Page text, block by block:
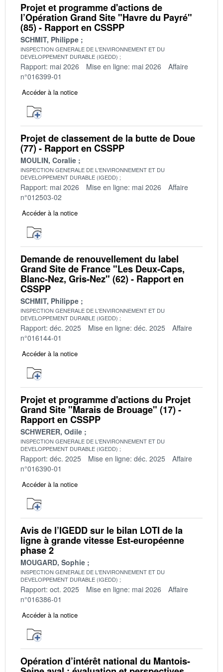
Projet et programme d'actions de
l’Opération Grand Site "Havre du Payré"
(85) - Rapport en CSSPP
SCHMIT, Philippe
INSPECTION GENERALE DE L'ENVIRONNEMENT ET DU
DEVELOPPEMENT DURABLE (IGEDD)
Rapport: mai 2026 Mise en ligne: mai 2026
Affaire
n°016399-01
Accéder à la notice
Projet de classement de la butte de Doue
(77) - Rapport en CSSPP
MOULIN, Coralie
INSPECTION GENERALE DE L'ENVIRONNEMENT ET DU
DEVELOPPEMENT DURABLE (IGEDD)
Rapport: mai 2026 Mise en ligne: mai 2026
Affaire
n°012503-02
Accéder à la notice
Demande de renouvellement du label
Grand Site de France "Les Deux-Caps,
Blanc-Nez, Gris-Nez" (62) - Rapport en
CSSPP
SCHMIT, Philippe
INSPECTION GENERALE DE L'ENVIRONNEMENT ET DU
DEVELOPPEMENT DURABLE (IGEDD)
Rapport: déc. 2025 Mise en ligne: déc. 2025
Affaire
n°016144-01
Accéder à la notice
Projet et programme d'actions du Projet
Grand Site "Marais de Brouage" (17) -
Rapport en CSSPP
SCHWERER, Odile
INSPECTION GENERALE DE L'ENVIRONNEMENT ET DU
DEVELOPPEMENT DURABLE (IGEDD)
Rapport: déc. 2025 Mise en ligne: déc. 2025
Affaire
n°016390-01
Accéder à la notice
Avis de l’IGEDD sur le bilan LOTI de la
ligne à grande vitesse Est-européenne
phase 2
MOUGARD, Sophie
INSPECTION GENERALE DE L'ENVIRONNEMENT ET DU
DEVELOPPEMENT DURABLE (IGEDD)
Rapport: oct. 2025 Mise en ligne: mai 2026
Affaire
n°016386-01
Accéder à la notice
Opération d’intérêt national du Mantois-